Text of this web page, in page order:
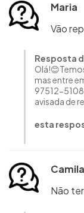
Maria
Vão
Resposta
mas entre
97512-
avisada de
esta
Camila
Não